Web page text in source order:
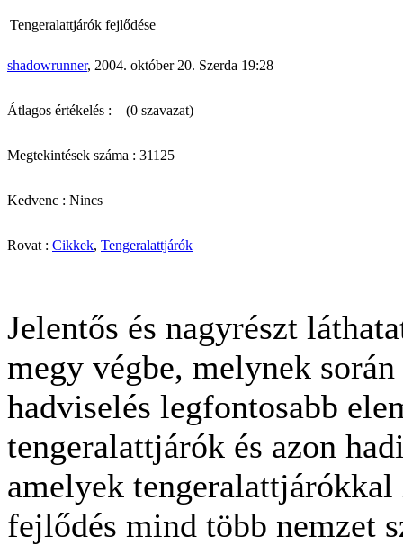
Tengeralattjárók fejlődése
shadowrunner, 2004. október 20. Szerda 19:28
Átlagos értékelés : (0 szavazat)
Megtekintések száma : 31125
Kedvenc : Nincs
Rovat : Cikkek, Tengeralattjárók
Jelentős és nagyrészt
megy végbe, melynek
hadviselés legfontosabb
tengeralattjárók és azon
amelyek
fejlődés mind több nemzet